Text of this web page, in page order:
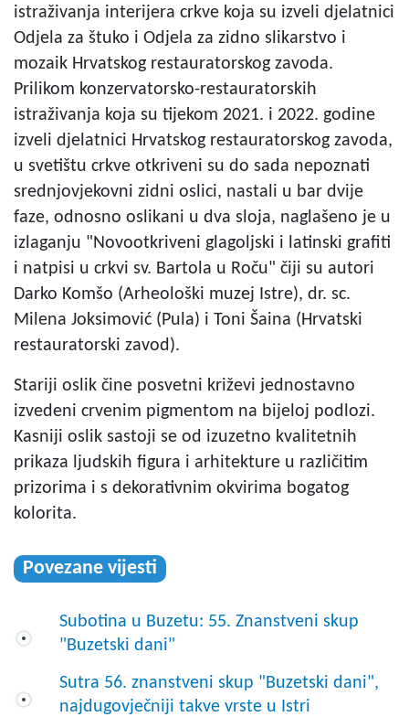
istraživanja interijera crkve koja su izveli djelatnici
Odjela za štuko i Odjela za zidno slikarstvo i
mozaik Hrvatskog restauratorskog zavoda.
Prilikom konzervatorsko-restauratorskih
istraživanja koja su tijekom 2021. i 2022. godine
izveli djelatnici Hrvatskog restauratorskog zavoda,
u svetištu crkve otkriveni su do sada nepoznati
srednjovjekovni zidni oslici, nastali u bar dvije
faze, odnosno oslikani u dva sloja, naglašeno je u
izlaganju "Novootkriveni glagoljski i latinski grafiti
i natpisi u crkvi sv. Bartola u Roču" čiji su autori
Darko Komšo (Arheološki muzej Istre), dr. sc.
Milena Joksimović (Pula) i Toni Šaina (Hrvatski
restauratorski zavod).
Stariji oslik čine posvetni križevi jednostavno
izvedeni crvenim pigmentom na bijeloj podlozi.
Kasniji oslik sastoji se od izuzetno kvalitetnih
prikaza ljudskih figura i arhitekture u različitim
prizorima i s dekorativnim okvirima bogatog
kolorita.
Povezane vijesti
Subotina u Buzetu: 55. Znanstveni skup
"Buzetski dani"
Sutra 56. znanstveni skup "Buzetski dani",
najdugovječniji takve vrste u Istri